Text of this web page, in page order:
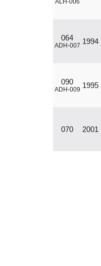
ALH-006
064
ADH-007 1994
090
ADH-009 1995
070 2001